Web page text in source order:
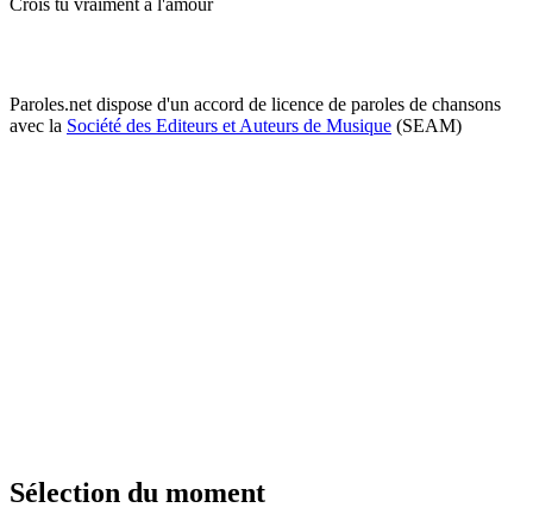
Paroles.net dispose d'un accord de licence de paroles de chansons
avec la Société des Editeurs et Auteurs de Musique (SEAM)
Sélection du moment